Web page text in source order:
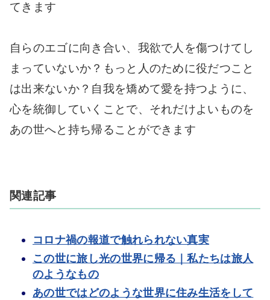
てきます
自らのエゴに向き合い、我欲で人を傷つけてし
まっていないか？もっと人のために役だつこと
は出来ないか？自我を矯めて愛を持つように、
心を統御していくことで、それだけよいものを
あの世へと持ち帰ることができます
関連記事
コロナ禍の報道で触れられない真実
この世に旅し光の世界に帰る｜私たちは旅人
のようなもの
あの世ではどのような世界に住み生活をして